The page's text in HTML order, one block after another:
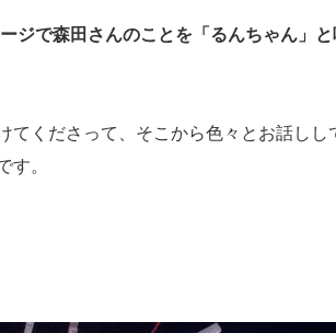
ジで森田さんのことを「るんちゃん」
くださって、そこから色々とお話しし
。